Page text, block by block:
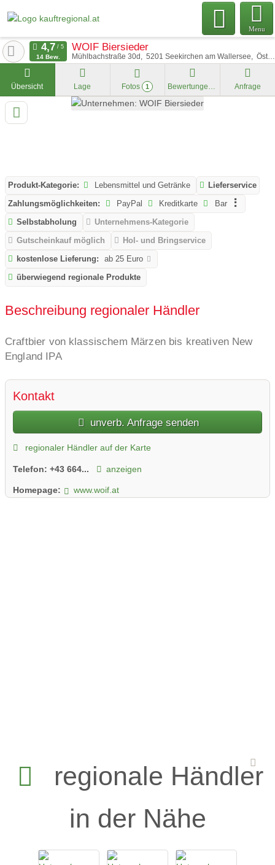
Menu
WOIF Biersieder
Mühlbachstraße 30d 5201 Seekirchen am Wallersee Österreich
14 Bew.
Übersicht Lage Fotos 1 Bewertungen Anfrage
Produkt-Kategorie: Lebensmittel und Getränke
Lieferservice
Zahlungsmöglichkeiten:
PayPal Kreditkarte
Bar
Selbstabholung
Unternehmens-Kategorie
Gutscheinkauf möglich
Hol- und Bringservice
kostenlose Lieferung:
ab 25 Euro
überwiegend regionale Produkte
Beschreibung regionaler Händler
Craftbier von klassischem Märzen bis kreativen New
England IPA
Kontakt
unverb. Anfrage senden
regionaler Händler auf der Karte
Telefon: +43 664... anzeigen
Homepage: www.woif.at
regionale Händler
in der Nähe